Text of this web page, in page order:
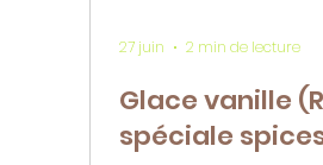
Glace vanille
spéciale
27 juin 2 min de lecture